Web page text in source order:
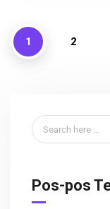
1 2
Pos-pos